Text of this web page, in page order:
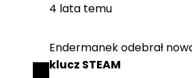
4 lata temu
Endermanekodebrał
klucz STEAM